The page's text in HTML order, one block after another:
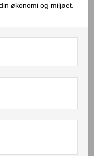
økonomi og miljøet.